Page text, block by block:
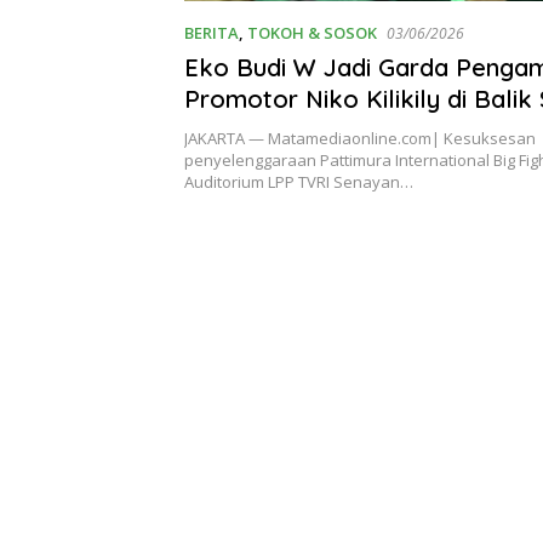
BERITA, TOKOH & SOSOK 03/06/2026
Eko Budi W Jadi Garda
Promotor Niko Kilikily di Balik
Pattimura International Big
JAKARTA — Matamediaonline.com| Kesuksesan
penyelenggaraan Pattimura International Big
Auditorium LPP TVRI Senayan…